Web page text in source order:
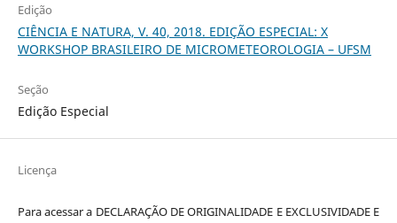
Edição
CIÊNCIA E NATURA, V. 40, 2018. EDIÇÃO ESPECIAL: X
WORKSHOP BRASILEIRO DE MICROMETEOROLOGIA – UFSM
Seção
Edição Especial
Licença
Para acessar a DECLARAÇÃO DE ORIGINALIDADE E EXCLUSIVIDADE E